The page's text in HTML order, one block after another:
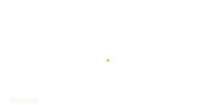
Yorumlar